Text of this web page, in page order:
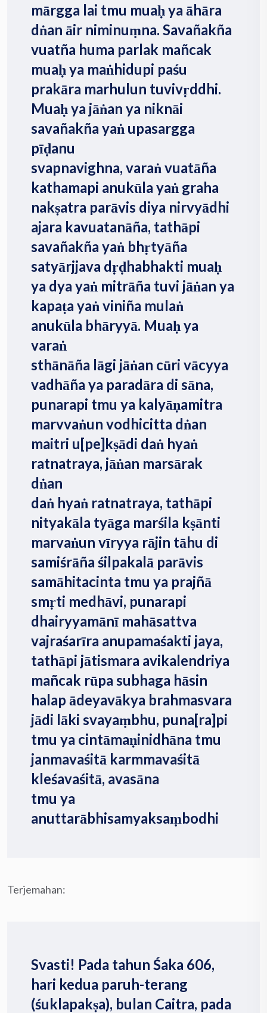
mārgga lai tmu muaḥ ya āhāra
dṅan āir niminuṃna. Savañakña
vuatña huma parlak mañcak
muaḥ ya maṅhidupi paśu
prakāra marhulun tuvivṛddhi.
Muaḥ ya jāṅan ya niknāi
savañakña yaṅ upasargga
pīḍanu
svapnavighna, varaṅ vuatāña
kathamapi anukūla yaṅ graha
nakṣatra parāvis diya nirvyādhi
ajara kavuatanāña, tathāpi
savañakña yaṅ bhṛtyāña
satyārjjava dṛḍhabhakti muaḥ
ya dya yaṅ mitrāña tuvi jāṅan ya
kapaṭa yaṅ viniña mulaṅ
anukūla bhāryyā. Muaḥ ya
varaṅ
sthānāña lāgi jāṅan cūri vācyya
vadhāña ya paradāra di sāna,
punarapi tmu ya kalyāṇamitra
marvvaṅun vodhicitta dṅan
maitri u[pe]kṣādi daṅ hyaṅ
ratnatraya, jāṅan marsārak
dṅan
daṅ hyaṅ ratnatraya, tathāpi
nityakāla tyāga marśila kṣānti
marvaṅun vīryya rājin tāhu di
samiśrāña śilpakalā parāvis
samāhitacinta tmu ya prajñā
smṛti medhāvi, punarapi
dhairyyamānī mahāsattva
vajraśarīra anupamaśakti jaya,
tathāpi jātismara avikalendriya
mañcak rūpa subhaga hāsin
halap ādeyavākya brahmasvara
jādi lāki svayaṃbhu, puna[ra]pi
tmu ya cintāmaṇinidhāna tmu
janmavaśitā karmmavaśitā
kleśavaśitā, avasāna
tmu ya
anuttarābhisamyaksaṃbodhi
Terjemahan:
Svasti! Pada tahun Śaka 606,
hari kedua paruh-terang
(śuklapakṣa), bulan Caitra, pada